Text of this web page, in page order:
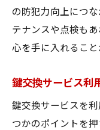
の防犯力向上につ
テナンスや点検も
心を手に入れること
鍵交換サービス利
鍵交換サービスを
つかのポイントを押